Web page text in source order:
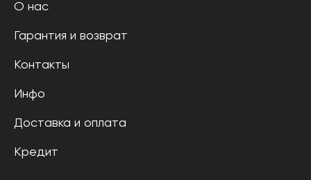
О нас
Гарантия и возврат
Контакты
Инфо
Доставка и оплата
Кредит